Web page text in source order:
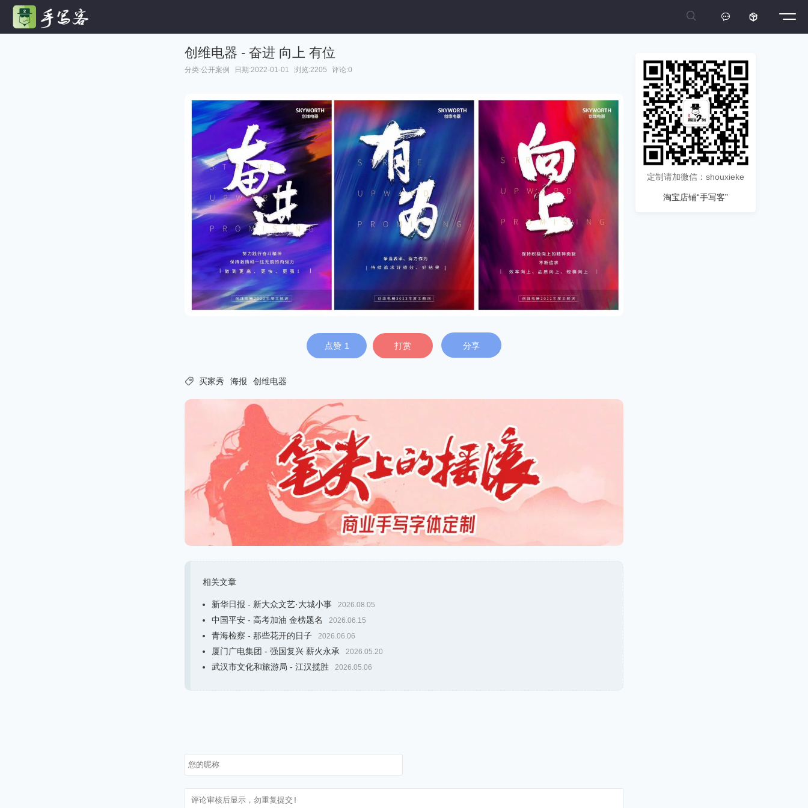
 

创维电器 - 奋进 向上 有位
分类:公开案例 日期:2022-01-01 浏览:2205 评论:0
点赞 1 打赏 分享
 买家秀 海报 创维电器
相关文章
新华日报 - 新大众文艺·大城小事 2026.08.05
中国平安 - 高考加油 金榜题名 2026.06.15
青海检察 - 那些花开的日子 2026.06.06
厦门广电集团 - 强国复兴 薪火永承 2026.05.20
武汉市文化和旅游局 - 江汉揽胜 2026.05.06
定制请加微信：shouxieke
淘宝店铺“手写客”